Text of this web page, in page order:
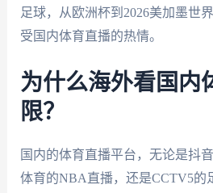
足球，从欧洲杯到2026美加墨世
受国内体育直播的热情。
为什么海外看国内
限？
国内的体育直播平台，无论是抖
体育的NBA直播，还是CCTV5的